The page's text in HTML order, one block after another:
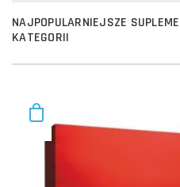
NAJPOPULARNIEJSZE
KATEGORII